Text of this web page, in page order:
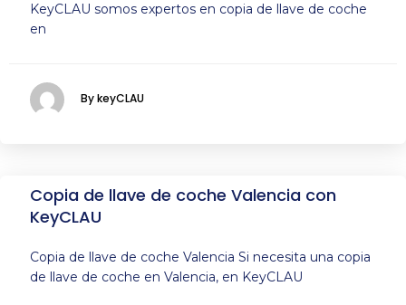
KeyCLAU somos expertos en copia de llave de coche
en
By keyCLAU
Copia de llave de coche Valencia con
KeyCLAU
Copia de llave de coche Valencia Si necesita una copia
de llave de coche en Valencia, en KeyCLAU